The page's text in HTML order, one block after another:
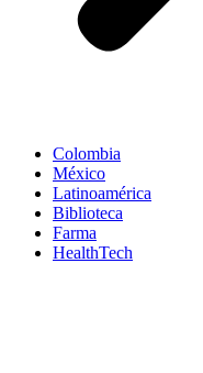
Colombia
México
Latinoamérica
Biblioteca
Farma
HealthTech